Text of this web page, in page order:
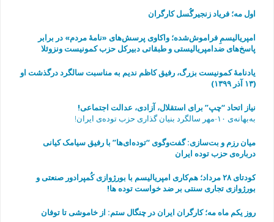
اول مه؛ فریاد زنجیرگُسل کارگران
امپریالیسمِ فراموش‌شده؛ واکاوی پرسش‌های «نامهٔ مردم» در برابر
پاسخ‌های ضدامپریالیستی و طبقاتی دبیرکل حزب کمونیست ونزوئلا
یادنامۀ کمونیست بزرگ، رفیق کاظم ندیم به مناسبت سالگرد درگذشت او
(۱۳ آذر ۱۳۹۹)
نیاز اتحاد “چپ” برای استقلال، آزادی، عدالت اجتماعی!
به‌بهانه‌ی ۱۰-مهر سالگرد بنیان گذاری حزب توده‌ی ایران!
میان رزم و بت‌سازی: گفت‌وگوی “توده‌ای‌ها” با رفیق سیامک کیانی
درباره‌ی حزب توده ایران
کودتای ۲۸ مرداد؛ هم‌کاری امپریالیسم با بورژوازی کُمپرادور صنعتی و
بورژوازی تجاری سنتی بر ضد خواست توده ها!
روز یکم ماه مه؛ کارگران ایران در چنگال ستم: از خاموشی تا توفان